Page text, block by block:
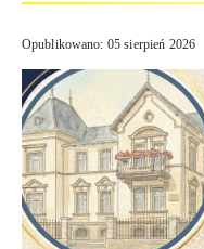
Opublikowano: 05 sierpień 2026